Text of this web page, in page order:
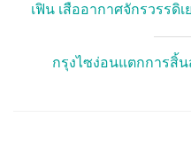
เฟิน เสืออากาศจักรวรรดิ
กรุงไซง่อนแตกการสิ้